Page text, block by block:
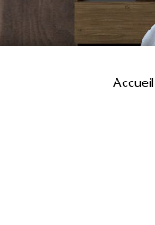
Accueil